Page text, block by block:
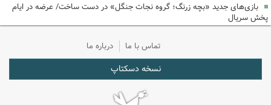
بازی‌های جدید «بچه زرنگ؛ گروه نجات جنگل» در دست ساخت/ عرضه در ایام
پخش سریال
تماس با ما درباره ما
نسخه دسکتاپ